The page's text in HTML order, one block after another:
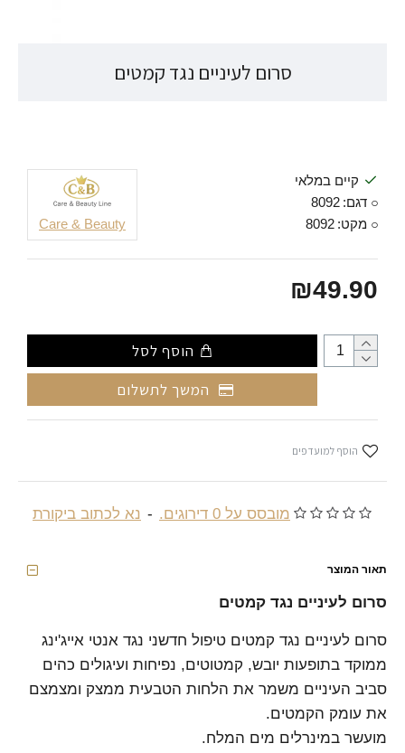
סרום לעיניים נגד קמטים
מובסס על 0 דירוגים. - נא לכתוב ביקורת
₪49.90
קיים במלאי
דגם: 8092
מקט: 8092
Care & Beauty
הוסף לסל
המשך לתשלום
הוסף למועדפים
תאור המוצר
סרום לעיניים נגד קמטים
סרום לעיניים נגד קמטים טיפול חדשני נגד אנטי אייג'ינג
ממוקד בתופעות יובש, קמטוטים, נפיחות ועיגולים כהים
סביב העיניים משמר את הלחות הטבעית ממצק ומצמצם
את עומק הקמטים.
מועשר במינרלים מים המלח.